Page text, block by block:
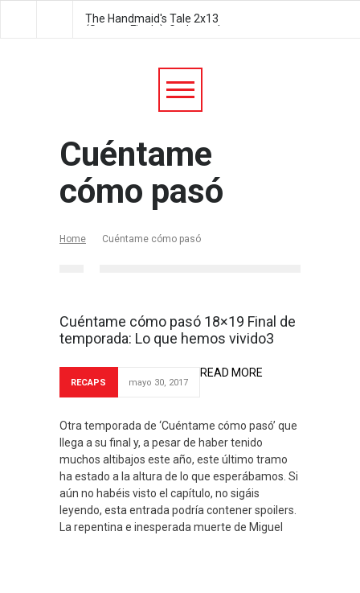
The Handmaid's Tale 2x13
(Season Finale): Godspeed
Cuéntame
cómo pasó
Home Cuéntame cómo pasó
Cuéntame cómo pasó 18×19 Final de
temporada: Lo que hemos vivido3
RECAPS mayo 30, 2017
Otra temporada de ‘Cuéntame cómo pasó’ que
llega a su final y, a pesar de haber tenido
muchos altibajos este año, este último tramo
ha estado a la altura de lo que esperábamos. Si
aún no habéis visto el capítulo, no sigáis
leyendo, esta entrada podría contener spoilers.
La repentina e inesperada muerte de Miguel
READ MORE